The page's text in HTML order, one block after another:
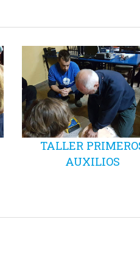
TALLER
AUXILIOS